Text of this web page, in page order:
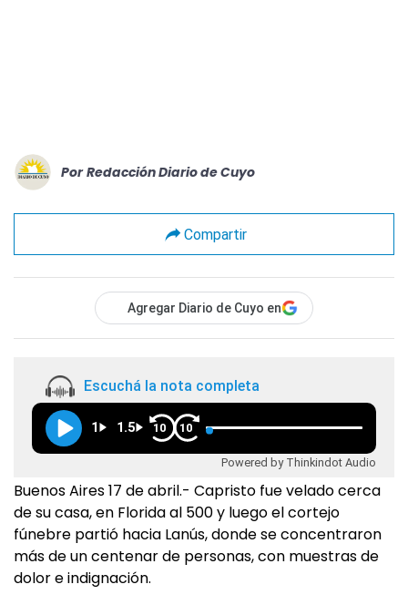
Por Redacción Diario de Cuyo
Compartir
Agregar Diario de Cuyo en
Escuchá la nota completa
1 1.5 10 10
Powered by Thinkindot Audio
Buenos Aires 17 de abril.- Capristo fue velado cerca
de su casa, en Florida al 500 y luego el cortejo
fúnebre partió hacia Lanús, donde se concentraron
más de un centenar de personas, con muestras de
dolor e indignación.